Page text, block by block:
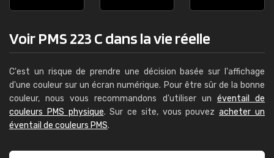
Voir PMS 223 C dans la vie réelle
C'est un risque de prendre une décision basée sur l'affichage
d'une couleur sur un écran numérique. Pour être sûr de la bonne
couleur, nous vous recommandons d'utiliser un éventail de
couleurs PMS physique. Sur ce site, vous pouvezacheter un
éventail de couleurs PMS.